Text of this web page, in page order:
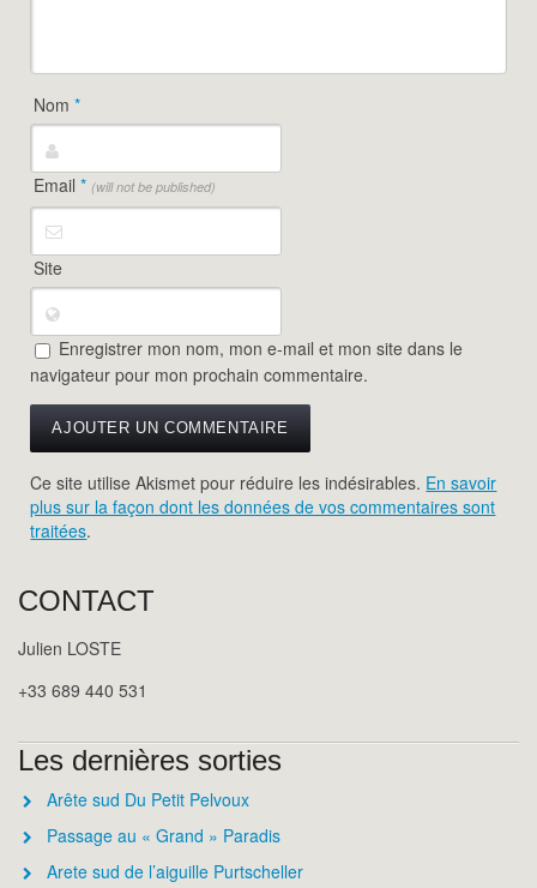
Nom*
Email* (will not be published)
Site
Enregistrer mon nom, mon e-mail et mon site dans le
navigateur pour mon prochain commentaire.
Ce site utilise Akismet pour réduire les indésirables. En savoir
plus sur la façon dont les données de vos commentaires sont
traitées.
CONTACT
Julien LOSTE
+33 689 440 531
Les dernières sorties
Arête sud Du Petit Pelvoux
Passage au « Grand » Paradis
Arete sud de l’aiguille Purtscheller